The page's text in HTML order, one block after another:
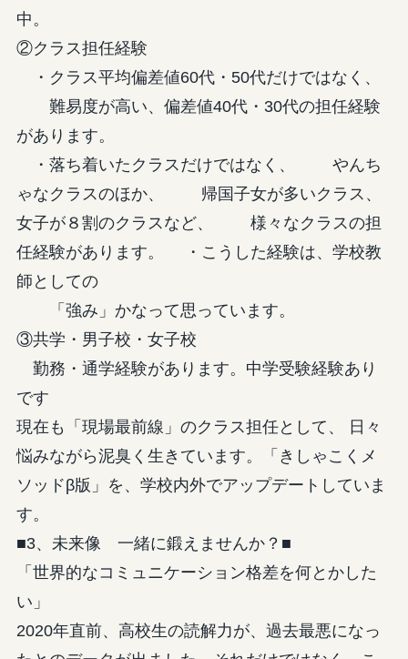
中。
②クラス担任経験
・クラス平均偏差値60代・50代だけではなく、
難易度が高い、偏差値40代・30代の担任経験
があります。
・落ち着いたクラスだけではなく、 やんち
ゃなクラスのほか、 帰国子女が多いクラス、
女子が８割のクラスなど、 様々なクラスの担
任経験があります。 ・こうした経験は、学校教
師としての
「強み」かなって思っています。
③共学・男子校・女子校
勤務・通学経験があります。中学受験経験あり
です
現在も「現場最前線」のクラス担任として、 日々
悩みながら泥臭く生きています。「きしゃこくメ
ソッドβ版」を、学校内外でアップデートしていま
す。
■3、未来像 一緒に鍛えませんか？■
「世界的なコミュニケーション格差を何とかした
い」
2020年直前、高校生の読解力が、過去最悪になっ